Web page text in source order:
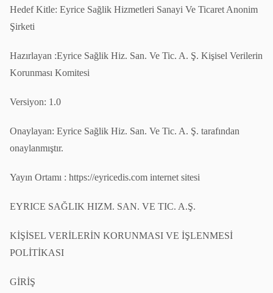
Hedef Kitle: Eyrice Sağlik Hizmetleri Sanayi Ve Ticaret Anonim
Şirketi
Hazırlayan :Eyrice Sağlik Hiz. San. Ve Tic. A. Ş. Kişisel Verilerin
Korunması Komitesi
Versiyon: 1.0
Onaylayan: Eyrice Sağlik Hiz. San. Ve Tic. A. Ş. tarafından
onaylanmıştır.
Yayın Ortamı : https://eyricedis.com internet sitesi
EYRICE SAĞLIK HIZM. SAN. VE TIC. A.Ş.
KİŞİSEL VERİLERİN KORUNMASI VE İŞLENMESİ
POLİTİKASI
GİRİŞ